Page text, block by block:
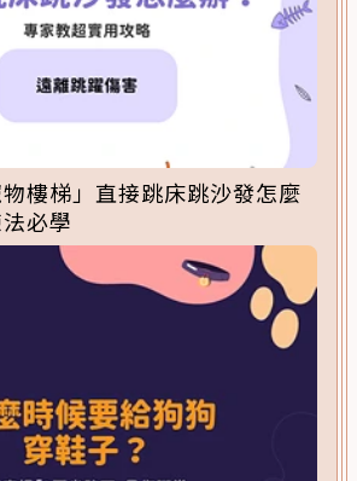
樓梯」直接跳床跳沙發怎麼
必學